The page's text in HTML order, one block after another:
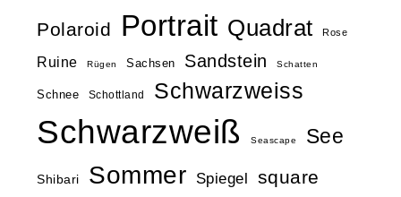
Polaroid Portrait Quadrat Rose
Ruine Rügen Sachsen Sandstein Schatten
Schnee Schottland Schwarzweiss
Schwarzweiß Seascape See
Shibari Sommer Spiegel square